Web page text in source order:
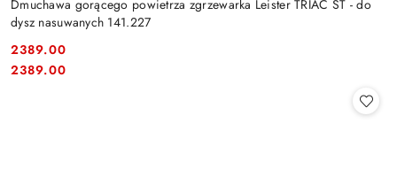
Dmuchawa gorącego powietrza zgrzewarka Leister TRIAC ST - do
dysz nasuwanych 141.227
Cena:
2389.00
Cena:
2389.00